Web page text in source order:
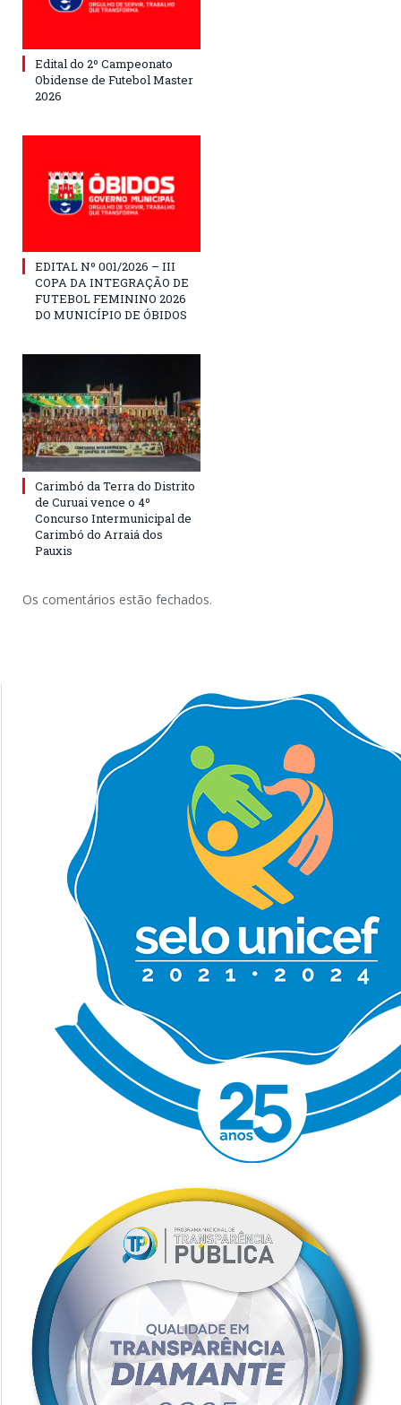
Edital do 2º Campeonato
Obidense de Futebol Master
2026
EDITAL Nº 001/2026 – III
COPA DA INTEGRAÇÃO DE
FUTEBOL FEMININO 2026
DO MUNICÍPIO DE ÓBIDOS
Carimbó da Terra do Distrito
de Curuai vence o 4º
Concurso Intermunicipal de
Carimbó do Arraiá dos
Pauxis
Os comentários estão fechados.